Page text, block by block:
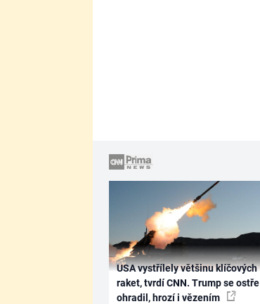
USA vystřílely většinu klíčových
raket, tvrdí CNN. Trump se ostře
ohradil, hrozí i vězením